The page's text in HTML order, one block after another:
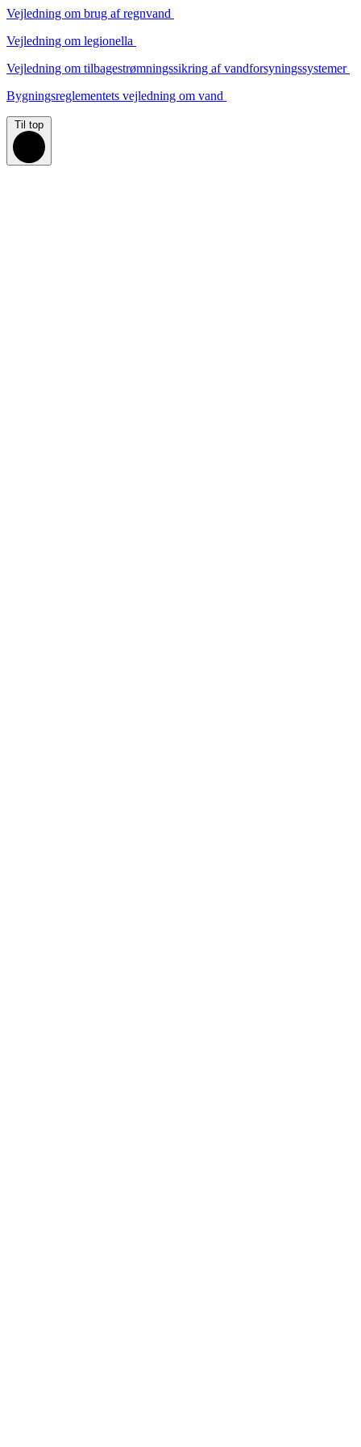
Vejledning om brug af regnvand
Vejledning om legionella
Vejledning om tilbagestrømningssikring af vandforsyningssystemer
Bygningsreglementets vejledning om vand
Til top